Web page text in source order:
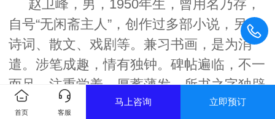
赵卫峰，男，1950年生，曾用名乃存，
自号“无闲斋主人”，创作过多部小说，另有
诗词、散文、戏剧等。兼习书画，是为消
遣。涉笔成趣，情有独钟。碑帖遍临，不一
而足。注重学养，厚蓄薄发。所书之字独辟
蹊径，其宗不可端倪。
首页 客服
马上咨询 立即预订